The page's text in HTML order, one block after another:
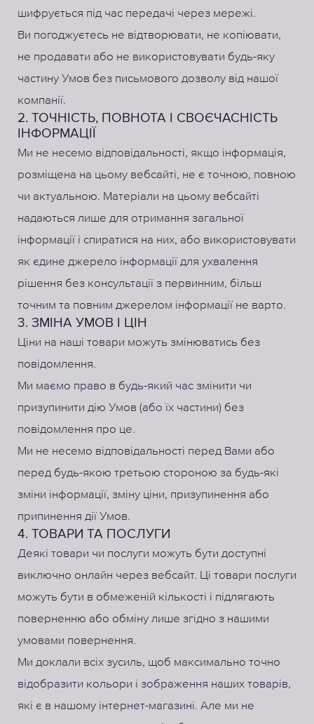
шифрується під час передачі через мережі.
Ви погоджуєтесь не відтворювати, не копіювати,
не продавати або не використовувати будь-яку
частину Умов без письмового дозволу від нашої
компанії.
2. ТОЧНІСТЬ, ПОВНОТА І СВОЄЧАСНІСТЬ
ІНФОРМАЦІЇ
Ми не несемо відповідальності, якщо інформація,
розміщена на цьому вебсайті, не є точною, повною
чи актуальною. Матеріали на цьому вебсайті
надаються лише для отримання загальної
інформації і спиратися на них, або використовувати
як єдине джерело інформації для ухвалення
рішення без консультації з первинним, більш
точним та повним джерелом інформації не варто.
3. ЗМІНА УМОВ І ЦІН
Ціни на наші товари можуть змінюватись без
повідомлення.
Ми маємо право в будь-який час змінити чи
призупинити дію Умов (або їх частини) без
повідомлення про це.
Ми не несемо відповідальності перед Вами або
перед будь-якою третьою стороною за будь-які
зміни інформації, зміну ціни, призупинення або
припинення дії Умов.
4. ТОВАРИ ТА ПОСЛУГИ
Деякі товари чи послуги можуть бути доступні
виключно онлайн через вебсайт. Ці товари послуги
можуть бути в обмеженій кількості і підлягають
поверненню або обміну лише згідно з нашими
умовами повернення.
Ми доклали всіх зусиль, щоб максимально точно
відобразити кольори і зображення наших товарів,
які є в нашому інтернет-магазині. Але ми не